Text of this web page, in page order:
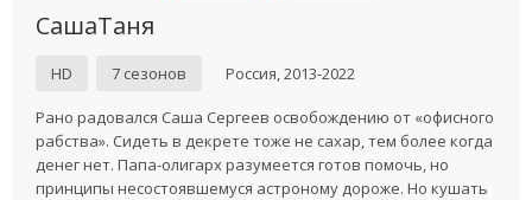
СашаТаня
HD 7 сезонов Россия, 2013-2022
Рано радовался Саша Сергеев освобождению от «офисного
рабства». Сидеть в декрете тоже не сахар, тем более когда
денег нет. Папа-олигарх разумеется готов помочь, но
принципы несостоявшемуся астроному дороже. Но кушать